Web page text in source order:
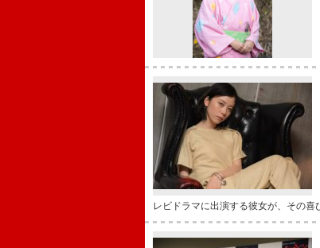
レビドラマに出演する彼女が、その喜